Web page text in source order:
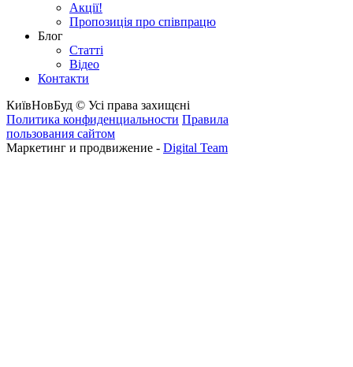
Акції!
Пропозиція про співпрацю
Блог
Статті
Відео
Контакти
КиївНовБуд © Усі права захищєні
Политика конфиденциальности Правила
пользования сайтом
Маркетинг и продвижение - Digital Team